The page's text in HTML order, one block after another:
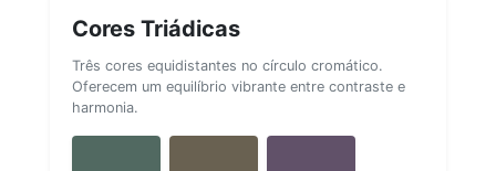
Cores Triádicas
Três cores equidistantes no círculo cromático.
Oferecem um equilíbrio vibrante entre contraste e
harmonia.